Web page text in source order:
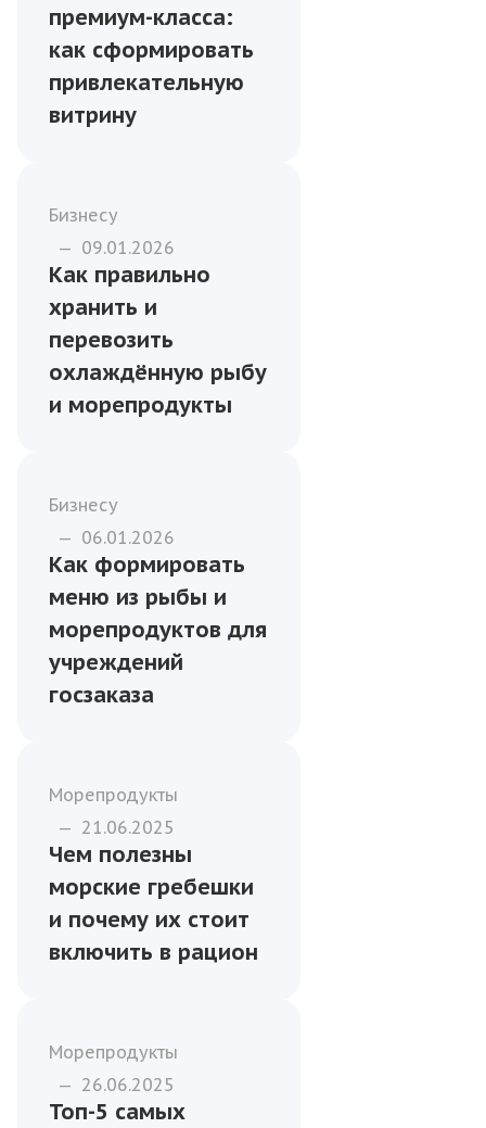
премиум-класса:
как сформировать
привлекательную
витрину
Бизнесу
— 09.01.2026
Как правильно
хранить и
перевозить
охлаждённую рыбу
и морепродукты
Бизнесу
— 06.01.2026
Как формировать
меню из рыбы и
морепродуктов для
учреждений
госзаказа
Морепродукты
— 21.06.2025
Чем полезны
морские гребешки
и почему их стоит
включить в рацион
Морепродукты
— 26.06.2025
Топ-5 самых